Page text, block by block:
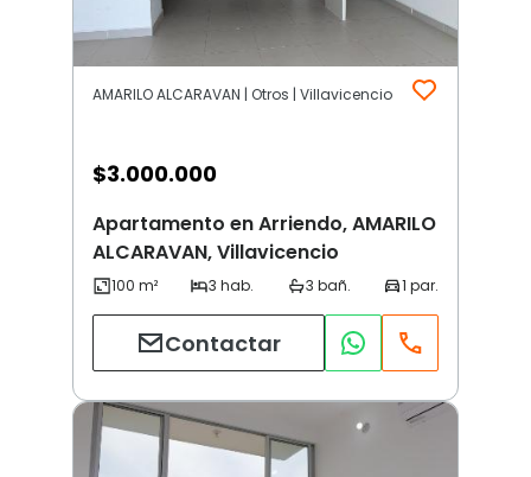
AMARILO ALCARAVAN | Otros | Villavicencio
$3.000.000
Apartamento en Arriendo, AMARILO
ALCARAVAN, Villavicencio
Contactar